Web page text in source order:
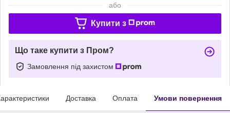
або
Купити з
Що таке купити з Пром?
Замовлення під захистом
Доставка Оплата Умови повернення